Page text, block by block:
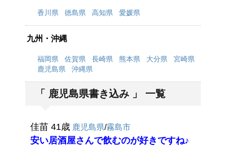
香川県 徳島県 高知県 愛媛県
九州・沖縄
福岡県 佐賀県 長崎県 熊本県 大分県
宮崎県
鹿児島県
沖縄県
「 鹿児島県書き込み 」 一覧
佳苗 41歳 鹿児島県/霧島市
安い居酒屋さんで飲むのが好きですね♪